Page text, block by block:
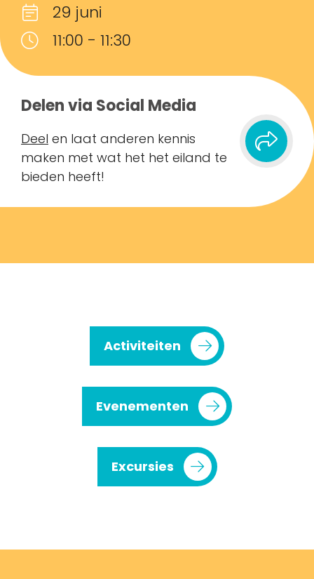
29 juni
11:00 - 11:30
Delen via Social Media
Deel en laat anderen kennis
maken met wat het het eiland te
bieden heeft!
Activiteiten
Evenementen
Excursies